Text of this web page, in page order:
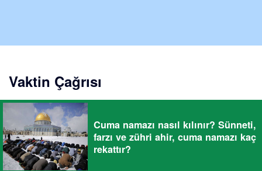
Vaktin Çağrısı
Cuma namazı nasıl kılınır? Sünneti,
farzı ve zühri ahir, cuma namazı kaç
rekattır?